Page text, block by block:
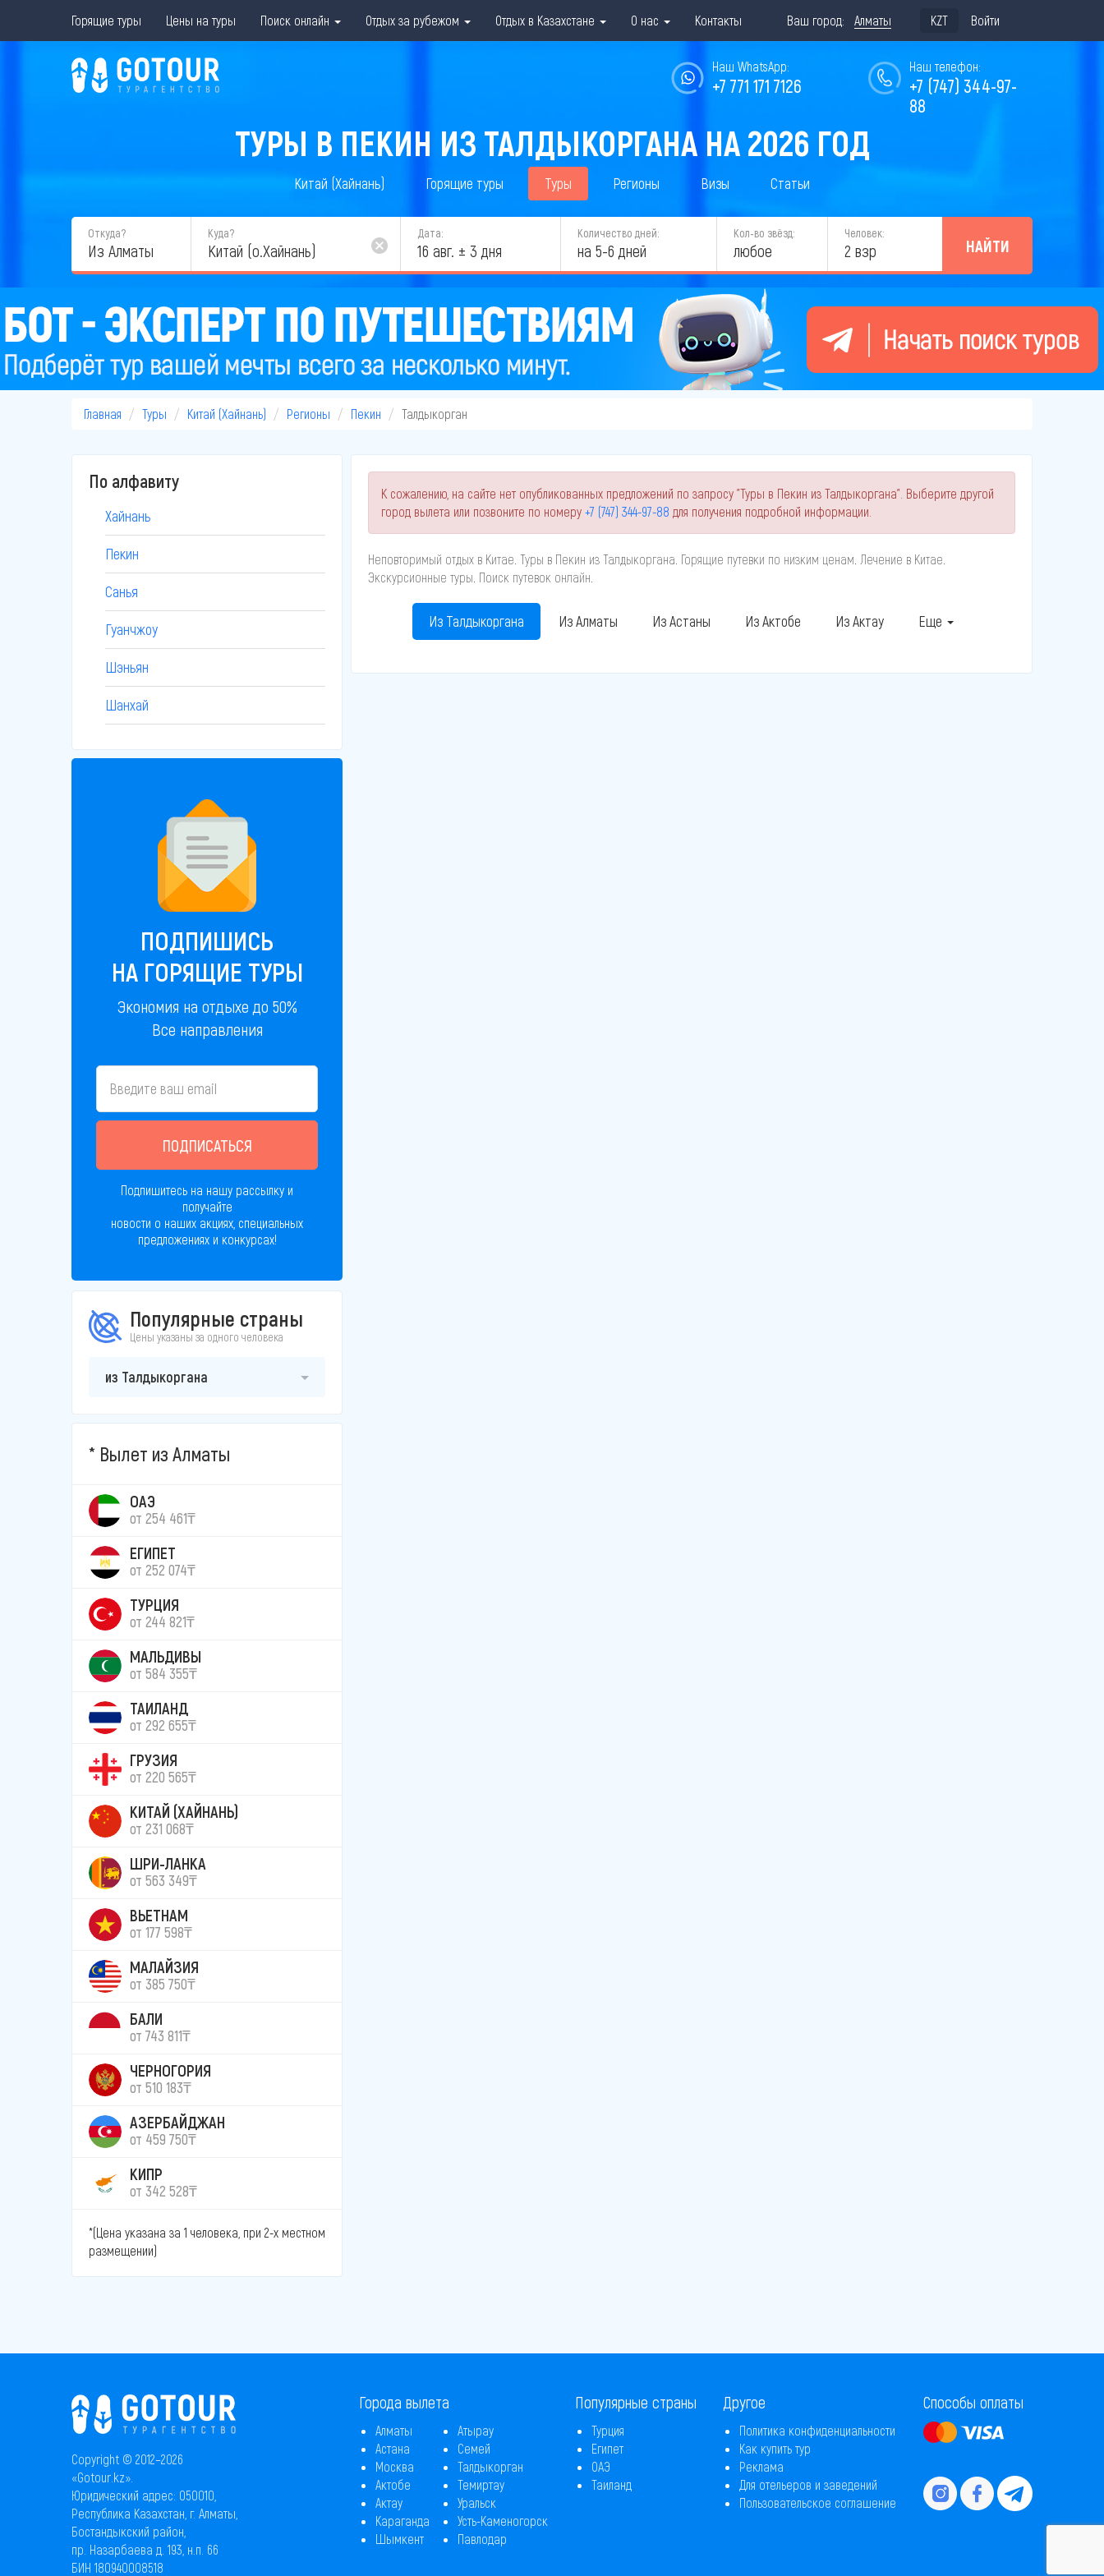
Горящие туры Цены на туры Поиск онлайн Отдых за рубежом Отдых в Казахстане О нас Контакты Ваш город: Алматы KZT Войти
Наш телефон:
+7 (747) 344-97-
88
Наш WhatsApp:
+7 771 171 7126
ТУРЫ В ПЕКИН ИЗ ТАЛДЫКОРГАНА НА 2026 ГОД
Китай (Хайнань) Горящие туры Туры Регионы Визы Статьи
Откуда?
Из Алматы
Куда? Дата:
16 авг. ± 3 дня
Количество дней:
на 5-6 дней
Кол-во звёзд:
любое
Человек:
2 взр НАЙТИ
Главная Туры Китай (Хайнань) Регионы Пекин Талдыкорган
По алфавиту
Хайнань
Пекин
Санья
Гуанчжоу
Шэньян
Шанхай
ПОДПИШИСЬ
НА ГОРЯЩИЕ ТУРЫ
Экономия на отдыхе до 50%
Все направления
ПОДПИСАТЬСЯ
Подпишитесь на нашу рассылку и
получайте
новости о наших акциях, специальных
предложениях и конкурсах!
Популярные страны
Цены указаны за одного человека
из Талдыкоргана
Вылет из Алматы
ОАЭ
от 254 461₸
ЕГИПЕТ
от 252 074₸
ТУРЦИЯ
от 244 821₸
МАЛЬДИВЫ
от 584 355₸
ТАИЛАНД
от 292 655₸
ГРУЗИЯ
от 220 565₸
КИТАЙ (ХАЙНАНЬ)
от 231 068₸
ШРИ-ЛАНКА
от 563 349₸
ВЬЕТНАМ
от 177 598₸
МАЛАЙЗИЯ
от 385 750₸
БАЛИ
от 743 811₸
ЧЕРНОГОРИЯ
от 510 183₸
АЗЕРБАЙДЖАН
от 459 750₸
КИПР
от 342 528₸
*(Цена указана за 1 человека, при 2-х местном
размещении)
К сожалению, на сайте нет опубликованных предложений по запросу "Туры в Пекин из Талдыкоргана". Выберите другой
город вылета или позвоните по номеру +7 (747) 344-97-88 для получения подробной информации.
Неповторимый отдых в Китае. Туры в Пекин из Талдыкоргана. Горящие путевки по низким ценам. Лечение в Китае.
Экскурсионные туры. Поиск путевок онлайн.
Из Талдыкоргана Из Алматы Из Астаны Из Актобе Из Актау Еще
Copyright © 2012–2026
«Gotour.kz».
Юридический адрес: 050010,
Республика Казахстан, г. Алматы,
Бостандыкский район,
пр. Назарбаева д. 193, н.п. 66
БИН 180940008518
Города вылета
Алматы
Астана
Москва
Актобе
Актау
Караганда
Шымкент
Атырау
Семей
Талдыкорган
Темиртау
Уральск
Усть-Каменогорск
Павлодар
Популярные страны
Турция
Египет
ОАЭ
Таиланд
Другое
Политика конфиденциальности
Как купить тур
Реклама
Для отельеров и заведений
Пользовательское соглашение
Способы оплаты